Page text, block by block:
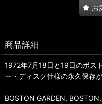
お
商品詳細
1972年7月18日と19日のボス
ー・ディスク仕様の永久保存
BOSTON GARDEN,